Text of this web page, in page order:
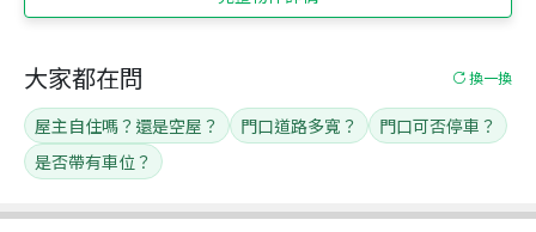
大家都在問 換一換
屋主自住嗎？還是空屋？ 門口道路多寬？
門口可否停車？
是否帶有車位？